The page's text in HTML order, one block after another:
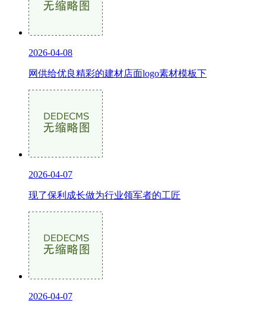
2026-04-08
网供给优良精彩的建材店面logo素材模板下
2026-04-07
现了保利成长做为行业领军者的工匠
2026-04-07